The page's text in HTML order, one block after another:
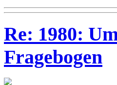
Re: 1980:
Fragebogen